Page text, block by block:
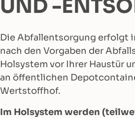
UND -
Die Abfallentsorgung erfolgt
nach den Vorgaben der
Holsystem vor Ihrer Haustür
an öffentlichen
Wertstoffhof.
Im Holsystem werden